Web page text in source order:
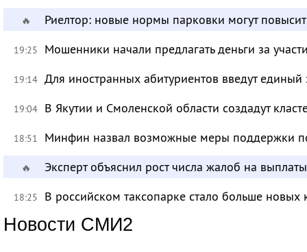
🔥 Риелтор: новые нормы парковки могут
19:25 Мошенники начали предлагать деньги за
19:14 Для иностранных абитуриентов введут
19:04 В Якутии и Смоленской области создадут
18:51 Минфин назвал возможные меры поддержки
🔥 Эксперт объяснил рост числа жалоб на
18:25 В российском таксопарке стало больше новых
Новости СМИ2